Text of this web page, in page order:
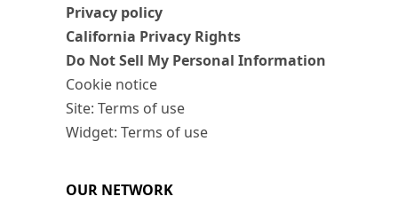
Privacy policy
California Privacy Rights
Do Not Sell My Personal Information
Cookie notice
Site: Terms of use
Widget: Terms of use
OUR NETWORK